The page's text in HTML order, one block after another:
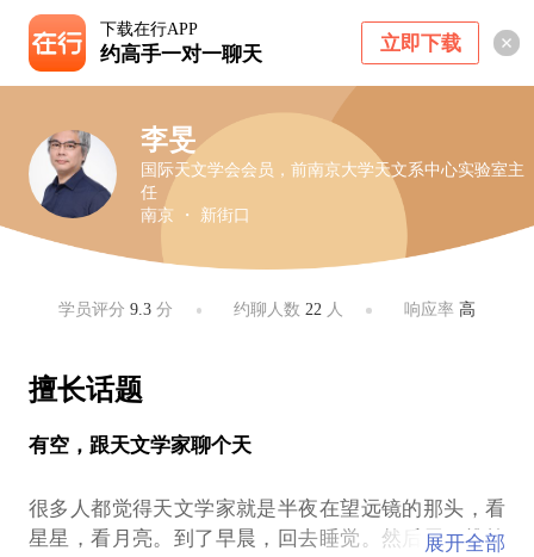
下载在行APP
约高手一对一聊天 立即下载
李旻
国际天文学会会员，前南京大学天文系中心实验室主
任
南京 ・ 新街口
学员评分9.3 分 约聊人数 22 人 响应率 高
擅长话题
有空，跟天文学家聊个天
很多人都觉得天文学家就是半夜在望远镜的那头，看
星星，看月亮。到了早晨，回去睡觉。然后用一堆符
展开全部